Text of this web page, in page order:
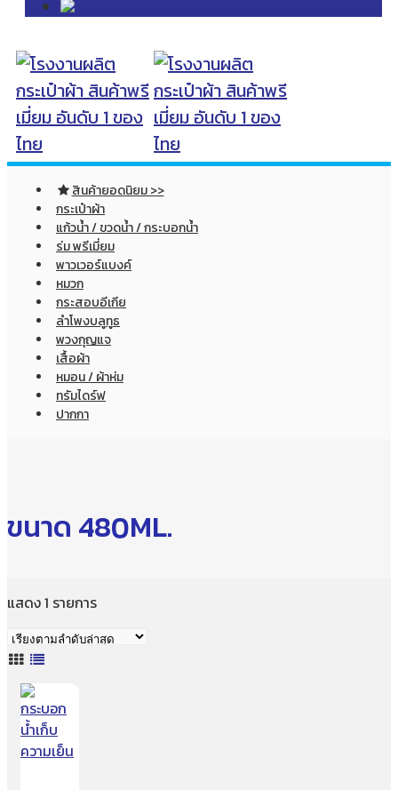
สินค้ายอดนิยม >>
กระเป๋าผ้า
แก้วน้ำ / ขวดน้ำ / กระบอกน้ำ
ร่ม พรีเมี่ยม
พาวเวอร์แบงค์
หมวก
กระสอบอีเกีย
ลำโพงบลูทูธ
พวงกุญแจ
เสื้อผ้า
หมอน / ผ้าห่ม
ทรัมไดร์ฟ
ปากกา
ขนาด 480ML.
แสดง 1 รายการ